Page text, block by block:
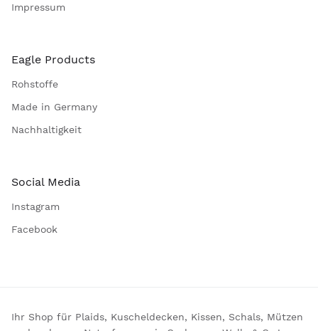
Impressum
Eagle Products
Rohstoffe
Made in Germany
Nachhaltigkeit
Social Media
Instagram
Facebook
Ihr Shop für Plaids, Kuscheldecken, Kissen, Schals, Mützen